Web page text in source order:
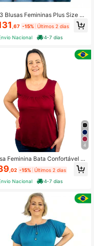
Blusas Femininas Plus Size Es
Manga Curta Detalhe Gol
V
,67 -15% Últimos 2 dias
Nacional
4-7 dias
4
Feminina Bata Confortável R
Lisa
,02 -15% Últimos 2 dias
Nacional
4-7 dias